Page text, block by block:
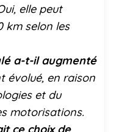
elle peut
km selon les
a-t-il augmenté
évolué, en raison
et du
motorisations.